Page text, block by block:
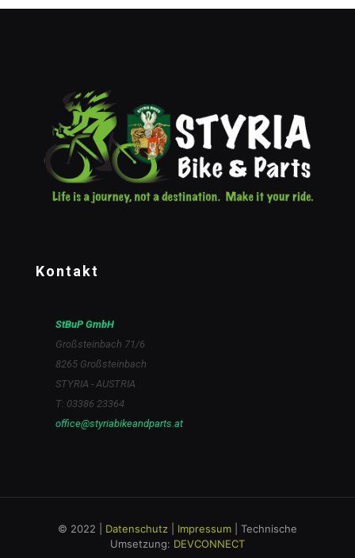
Kontakt
StBuP GmbH
Großsteinbach 71/6
8265 Großsteinbach
STYRIA - AUSTRIA
T: 03386 23364
office@styriabikeandparts.at
© 2022 | Datenschutz Impressum | Technische
Umsetzung: DEVCONNECT